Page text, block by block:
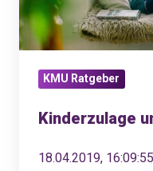
KMU Ratgeber
Kinderzulage
18.04.2019, 16:09:55